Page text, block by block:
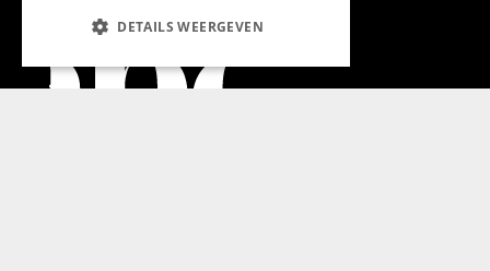
DETAILS WEERGEVEN